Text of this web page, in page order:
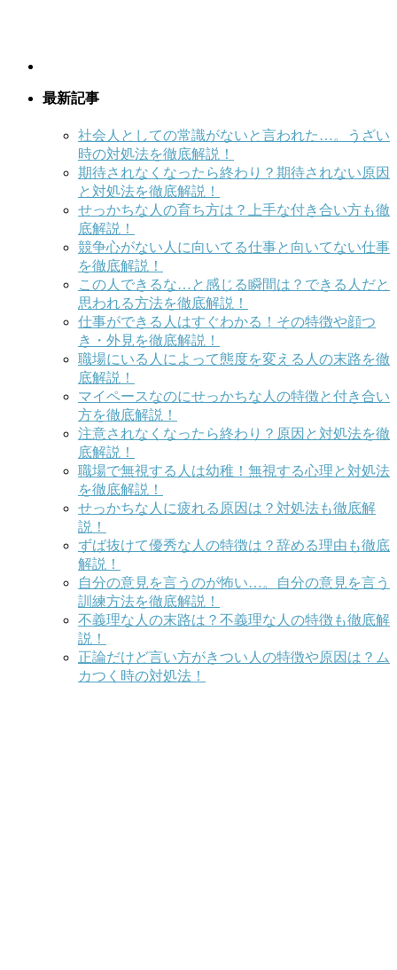
最新記事
社会人としての常識がないと言われた…。うざい
時の対処法を徹底解説！
期待されなくなったら終わり？期待されない原因
と対処法を徹底解説！
せっかちな人の育ち方は？上手な付き合い方も徹
底解説！
競争心がない人に向いてる仕事と向いてない仕事
を徹底解説！
この人できるな…と感じる瞬間は？できる人だと
思われる方法を徹底解説！
仕事ができる人はすぐわかる！その特徴や顔つ
き・外見を徹底解説！
職場にいる人によって態度を変える人の末路を徹
底解説！
マイペースなのにせっかちな人の特徴と付き合い
方を徹底解説！
注意されなくなったら終わり？原因と対処法を徹
底解説！
職場で無視する人は幼稚！無視する心理と対処法
を徹底解説！
せっかちな人に疲れる原因は？対処法も徹底解
説！
ずば抜けて優秀な人の特徴は？辞める理由も徹底
解説！
自分の意見を言うのが怖い…。自分の意見を言う
訓練方法を徹底解説！
不義理な人の末路は？不義理な人の特徴も徹底解
説！
正論だけど言い方がきつい人の特徴や原因は？ム
カつく時の対処法！